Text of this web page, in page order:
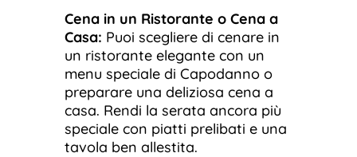
Cena in un Ristorante o Cena a
Casa: Puoi scegliere di cenare in
un ristorante elegante con un
menu speciale di Capodanno o
preparare una deliziosa cena a
casa. Rendi la serata ancora più
speciale con piatti prelibati e una
tavola ben allestita.